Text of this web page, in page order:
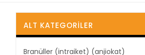
ALT KATEGORILER
Branüller (intraiket) (anjiokat)